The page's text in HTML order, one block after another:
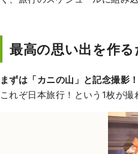
最高の思い出を作
まずは「カニの山」と記念撮影！
これぞ日本旅行！という1枚が撮